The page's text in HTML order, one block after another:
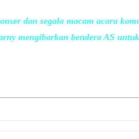
dan segala macam acara
mengibarkan bendera AS